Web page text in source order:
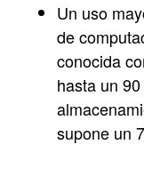
Un uso
de
conocida
hasta un
supone un